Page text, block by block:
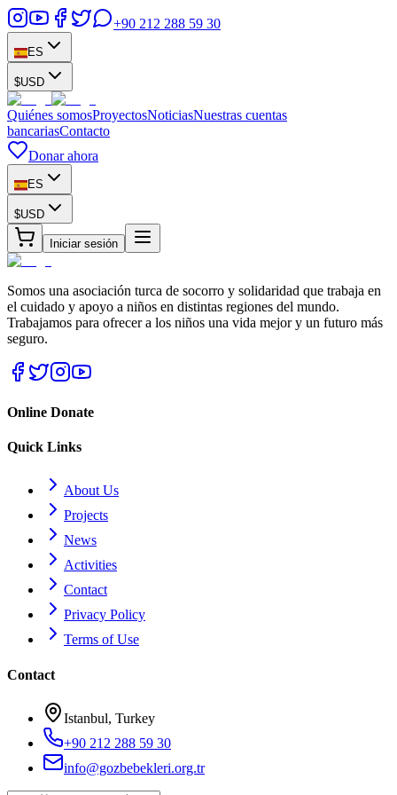
+90 212 288 59 30
ES
$USD
Quiénes somosProyectosNoticiasNuestras cuentas
bancariasContacto
Donar ahora
ES
$USD
Iniciar sesión
Somos una asociación turca de socorro y solidaridad que trabaja en
el cuidado y apoyo a niños en distintas regiones del mundo.
Trabajamos para ofrecer a los niños una vida mejor y un futuro más
seguro.
Online Donate
Quick Links
About Us
Projects
News
Activities
Contact
Privacy Policy
Terms of Use
Contact
Istanbul, Turkey
+90 212 288 59 30
info@gozbebekleri.org.tr